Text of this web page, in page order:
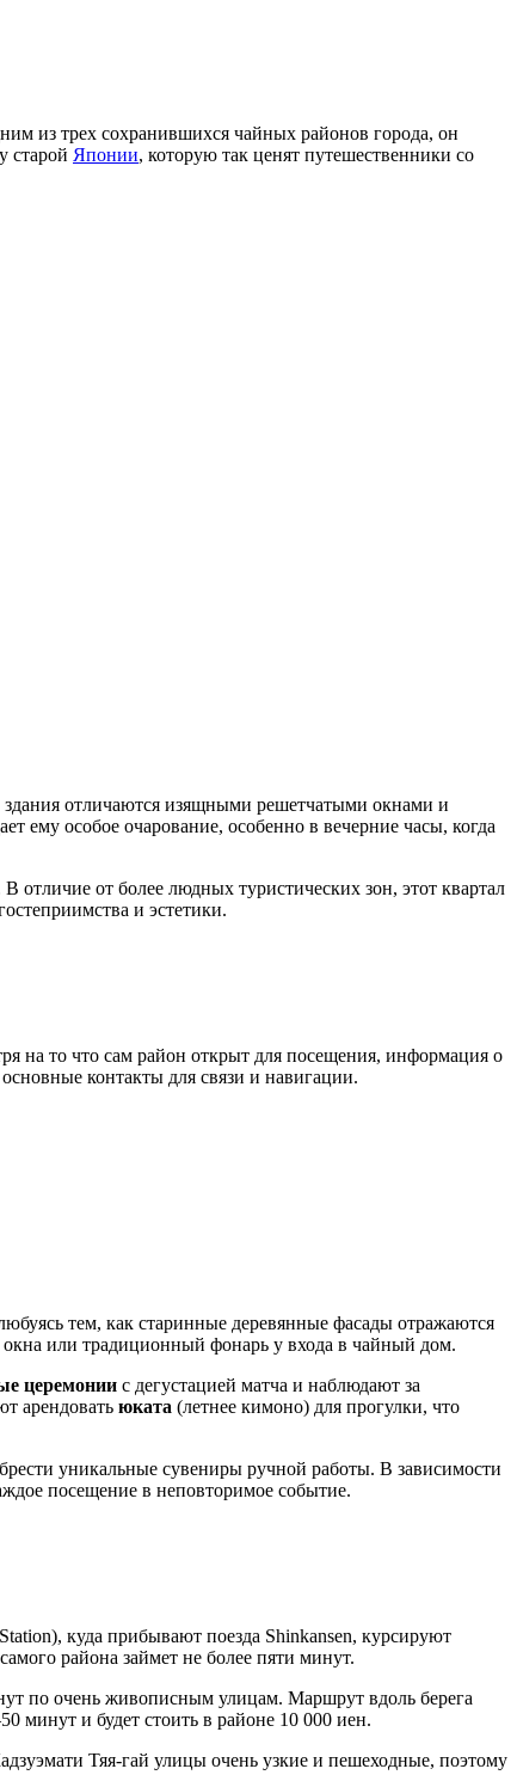
из трех сохранившихся чайных районов города, он
старой Японии, которую так ценят путешественники со
здания отличаются изящными решетчатыми окнами и
ему особое очарование, особенно в вечерние часы, когда
от более людных туристических зон, этот квартал
и эстетики.
на то что сам район открыт для посещения, информация о
контакты для связи и навигации.
тем, как старинные деревянные фасады отражаются
или традиционный фонарь у входа в чайный дом.
церемонии с дегустацией матча и наблюдают за
арендовать юката (летнее кимоно) для прогулки, что
уникальные сувениры ручной работы. В зависимости
посещение в неповторимое событие.
куда прибывают поезда Shinkansen, курсируют
района займет не более пяти минут.
по очень живописным улицам. Маршрут вдоль берега
минут и будет стоить в районе 10 000 иен.
Тяя-гай улицы очень узкие и пешеходные, поэтому